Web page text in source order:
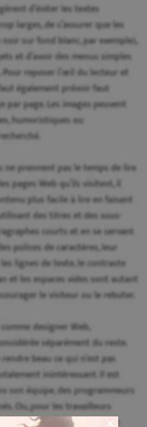
d’éviter les textes
larges, de s’assurer que les
sur fond blanc, par exemple),
et d’avoir des menus simples
reposer l’œil du lecteur et
également prévoir faut
page. Les images peuvent
humoristiques ou
ne prennent pas le temps de lire
pages Web qu’ils visitent, il
plus facile à lire en faisant
des titres et des sous-
courts et en se servant
polices de caractères, leur
lignes de texte, le contraste
et les espaces vides sont autant
le visiteur ou le rebuter.
designer Web,
séparément du reste.
beau ce qui n’est pas
inintéressant. Il est
son équipe, des programmeurs
Ou, pour les travailleurs
à l’emploi d’une plus petite